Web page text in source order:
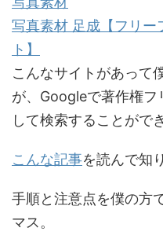
写真素材 足成【フリー
ト】
こんなサイトがあって
が、Googleで著作権フ
して検索することがで
こんな記事を読んで知
手順と注意点を僕の方
マス。